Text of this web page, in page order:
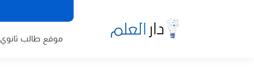
موقع طالب ثانوي